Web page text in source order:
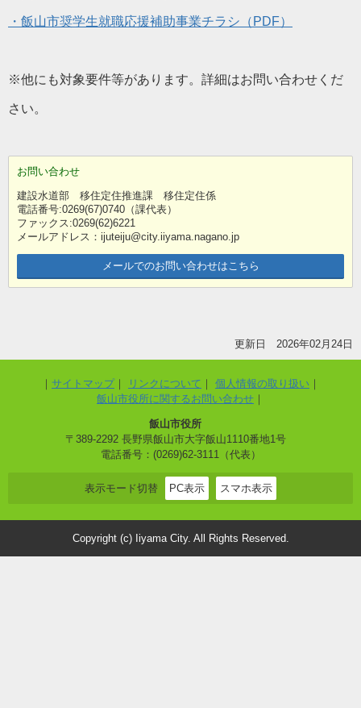
・飯山市奨学生就職応援補助事業チラシ（PDF）
※他にも対象要件等があります。詳細はお問い合わせくだ
さい。
お問い合わせ
建設水道部 移住定住推進課 移住定住係
電話番号:0269(67)0740（課代表）
ファックス:0269(62)6221
メールアドレス：ijuteiju@city.iiyama.nagano.jp
メールでのお問い合わせはこちら
更新日 2026年02月24日
サイトマップ リンクについて
個人情報の取り扱い
飯山市役所に関するお問い合わせ
飯山市役所
〒389-2292 長野県飯山市大字飯山1110番地1号
電話番号：(0269)62-3111（代表）
表示モード切替 PC表示 スマホ表示
Copyright (c) Iiyama City. All Rights Reserved.